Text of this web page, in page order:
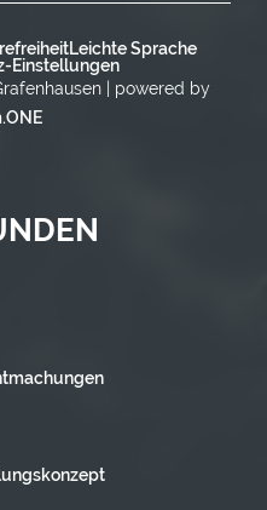
Leichte Sprache
Einstellungen
| powered by